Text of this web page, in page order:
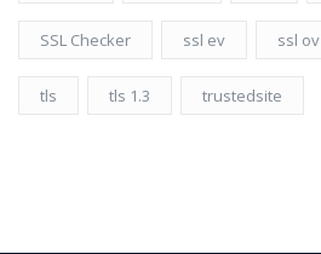
SSL Checker ssl ev ssl ov
tls tls 1.3 trustedsite